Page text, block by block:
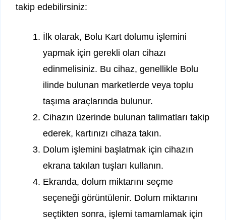
takip edebilirsiniz:
İlk olarak, Bolu Kart dolumu işlemini
yapmak için gerekli olan cihazı
edinmelisiniz. Bu cihaz, genellikle Bolu
ilinde bulunan marketlerde veya toplu
taşıma araçlarında bulunur.
Cihazın üzerinde bulunan talimatları takip
ederek, kartınızı cihaza takın.
Dolum işlemini başlatmak için cihazın
ekrana takılan tuşları kullanın.
Ekranda, dolum miktarını seçme
seçeneği görüntülenir. Dolum miktarını
seçtikten sonra, işlemi tamamlamak için